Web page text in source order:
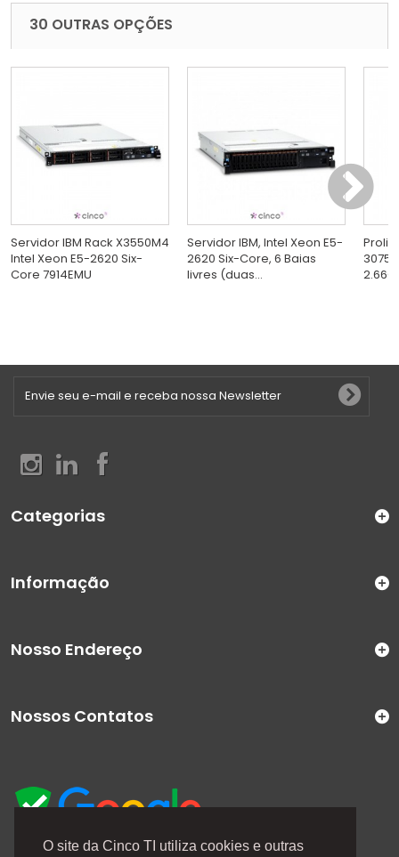
O site da Cinco TI utiliza cookies e outras
30 OUTRAS OPÇÕES
Servidor IBM Rack X3550M4
Intel Xeon E5-2620 Six-
Core 7914EMU
Servidor IBM, Intel Xeon E5-
2620 Six-Core, 6 Baias
livres (duas...
3075
Categorias
Informação
Nosso Endereço
Nossos Contatos